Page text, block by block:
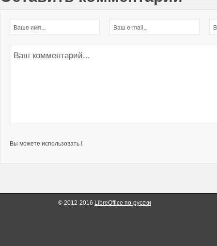
Вы можете использовать !
© 2012-2016 LibreOffice по-русски